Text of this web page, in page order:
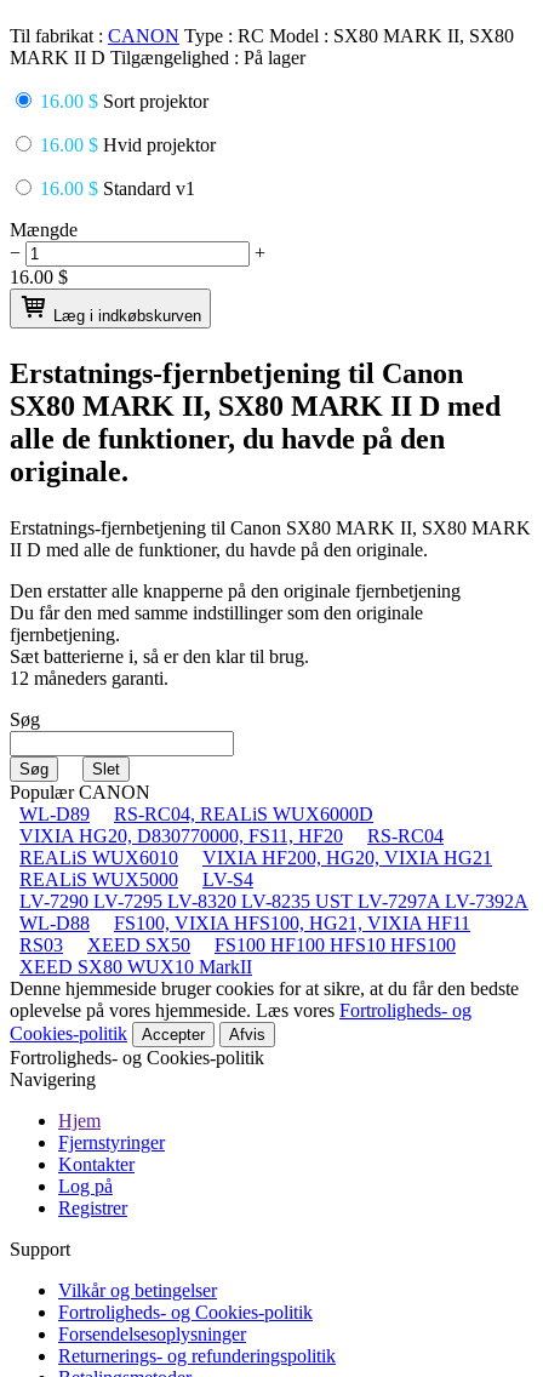
Til fabrikat : CANON Type : RC Model : SX80 MARK II, SX80
MARK II D Tilgængelighed : På lager
16.00 $ Sort projektor
16.00 $ Hvid projektor
16.00 $ Standard v1
Mængde
−
+
16.00 $
Læg i indkøbskurven
Erstatnings-fjernbetjening til Canon
SX80 MARK II, SX80 MARK II D med
alle de funktioner, du havde på den
originale.
Erstatnings-fjernbetjening til Canon SX80 MARK II, SX80 MARK
II D med alle de funktioner, du havde på den originale.
Den erstatter alle knapperne på den originale fjernbetjening
Du får den med samme indstillinger som den originale
fjernbetjening.
Sæt batterierne i, så er den klar til brug.
12 måneders garanti.
Søg
Populær CANON
WL-D89
RS-RC04, REALiS WUX6000D
VIXIA HG20, D830770000, FS11, HF20
RS-RC04
REALiS WUX6010
VIXIA HF200, HG20, VIXIA HG21
REALiS WUX5000
LV-S4
LV-7290 LV-7295 LV-8320 LV-8235 UST LV-7297A LV-7392A
WL-D88
FS100, VIXIA HFS100, HG21, VIXIA HF11
RS03
XEED SX50
FS100 HF100 HFS10 HFS100
XEED SX80 WUX10 MarkII
Denne hjemmeside bruger cookies for at sikre, at du får den bedste
oplevelse på vores hjemmeside. Læs vores Fortroligheds- og
Cookies-politik
Accepter Afvis
Fortroligheds- og Cookies-politik
Navigering
Hjem
Fjernstyringer
Kontakter
Log på
Registrer
Support
Vilkår og betingelser
Fortroligheds- og Cookies-politik
Forsendelsesoplysninger
Returnerings- og refunderingspolitik